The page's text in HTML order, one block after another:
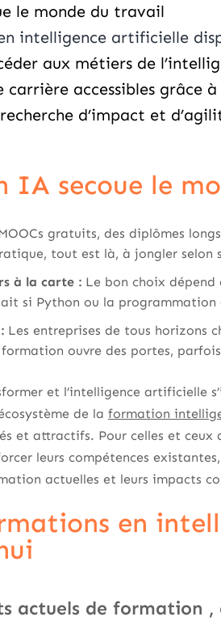
le monde du travail
intelligence artificielle
aux métiers de
carrière accessibles grâce
d’impact et
IA secoue le
gratuits, des diplômes
tout est là, à jongler selon
à la carte : Le bon choix
si Python ou la
Les entreprises de tous horizons
ouvre des portes,
et l’intelligence artificielle
de la formation
et attractifs. Pour celles et
leurs compétences
actuelles et leurs impacts
en
actuels de formation